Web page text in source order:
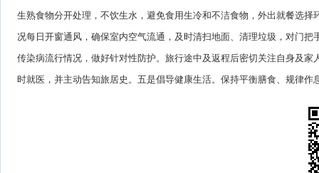
生熟食物分开处理，不饮生水，避免食用生冷和不洁食物，外出就餐选
况每日开窗通风，确保室内空气流通，及时清扫地面、清理垃圾，对门
传染病流行情况，做好针对性防护。旅行途中及返程后密切关注自身及
时就医，并主动告知旅居史。五是倡导健康生活。保持平衡膳食、规律